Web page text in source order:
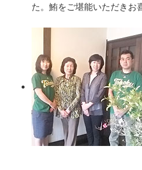
た。鮪をご堪能いただきお